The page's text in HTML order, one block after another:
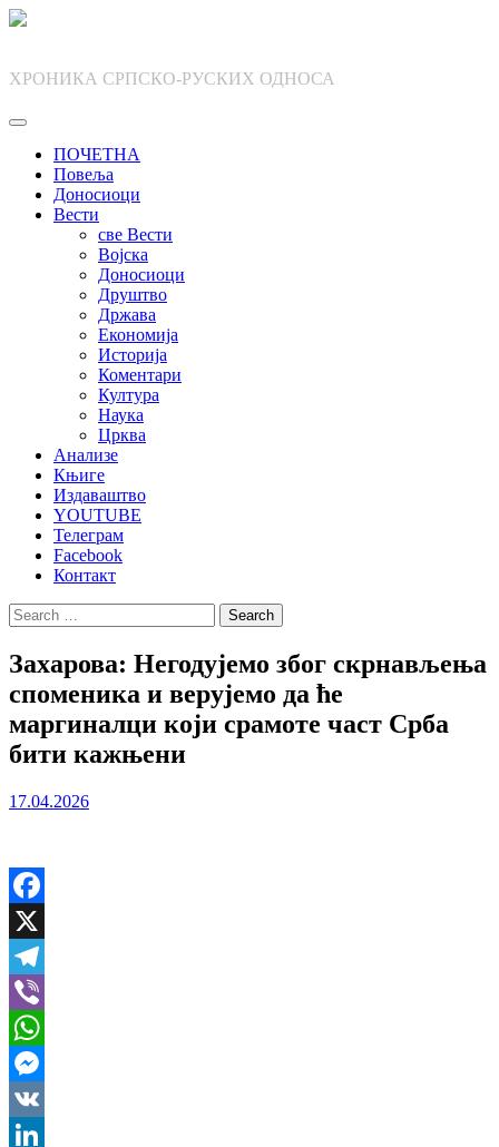
Skip
ХРОНИКА СРПСКО-РУСКИХ ОДНОСА
ПОЧЕТНА
Повеља
Доносиоци
Вести
све Вести
Војска
Доносиоци
Друштво
Држава
Економија
Историја
Коментари
Култура
Наука
Црква
Анализе
Књиге
Издаваштво
YOUTUBE
Телеграм
Facebook
Контакт
Search
for:
Захарова: Негодујемо због скрнављења
споменика и верујемо да ће
маргиналци који срамоте част Срба
бити кажњени
17.04.2026
Facebook
X
Telegram
Viber
WhatsApp
Messenger
VK